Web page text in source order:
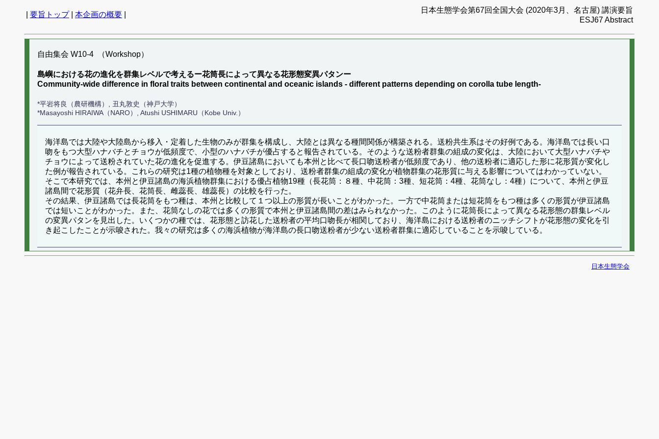
要旨トップ| 本企画の概要
日本生態学会第67回全国大会 (2020年3月、名古屋) 講演要旨
ESJ67 Abstract
自由集会 W10-4 （Workshop）
島嶼における花の進化を群集レベルで考えるー花筒長によって異なる花形態変異パタンー
Community-wide difference in floral traits between continental and oceanic islands - different patterns depending on corolla tube length-
*平岩将良（農研機構）, 丑丸敦史（神戸大学）
*Masayoshi HIRAIWA（NARO）, Atushi USHIMARU（Kobe Univ.）
海洋島では大陸や大陸島から移入・定着した生物のみが群集を構成し、大陸とは異なる種間関係が構築される。送粉共生系はその好例である。海洋島では長い口
吻をもつ大型ハナバチとチョウが低頻度で、小型のハナバチが優占すると報告されている。そのような送粉者群集の組成の変化は、大陸において大型ハナバチや
チョウによって送粉されていた花の進化を促進する。伊豆諸島においても本州と比べて長口吻送粉者が低頻度であり、他の送粉者に適応した形に花形質が変化し
た例が報告されている。これらの研究は1種の植物種を対象としており、送粉者群集の組成の変化が植物群集の花形質に与える影響についてはわかっていない。
そこで本研究では、本州と伊豆諸島の海浜植物群集における優占植物19種（長花筒：８種、中花筒：3種、短花筒：4種、花筒なし：4種）について、本州と伊豆
諸島間で花形質（花弁長、花筒長、雌蕊長、雄蕊長）の比較を行った。
その結果、伊豆諸島では長花筒をもつ種は、本州と比較して１つ以上の形質が長いことがわかった。一方で中花筒または短花筒をもつ種は多くの形質が伊豆諸島
では短いことがわかった。また、花筒なしの花では多くの形質で本州と伊豆諸島間の差はみられなかった。このように花筒長によって異なる花形態の群集レベル
の変異パタンを見出した。いくつかの種では、花形態と訪花した送粉者の平均口吻長が相関しており、海洋島における送粉者のニッチシフトが花形態の変化を引
き起こしたことが示唆された。我々の研究は多くの海浜植物が海洋島の長口吻送粉者が少ない送粉者群集に適応していることを示唆している。
日本生態学会